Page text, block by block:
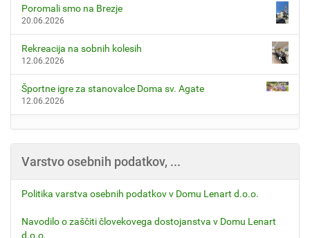
Poromali smo na Brezje
20.06.2026
Rekreacija na sobnih kolesih
12.06.2026
Športne igre za stanovalce Doma sv. Agate
12.06.2026
Varstvo osebnih podatkov, ...
Politika varstva osebnih podatkov v Domu Lenart d.o.o.
Navodilo o zaščiti človekovega dostojanstva v Domu Lenart
d.o.o.